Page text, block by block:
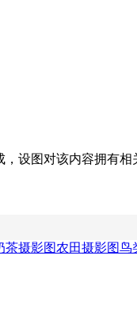
设图对该内容拥有
茶摄影图农田摄影图鸟